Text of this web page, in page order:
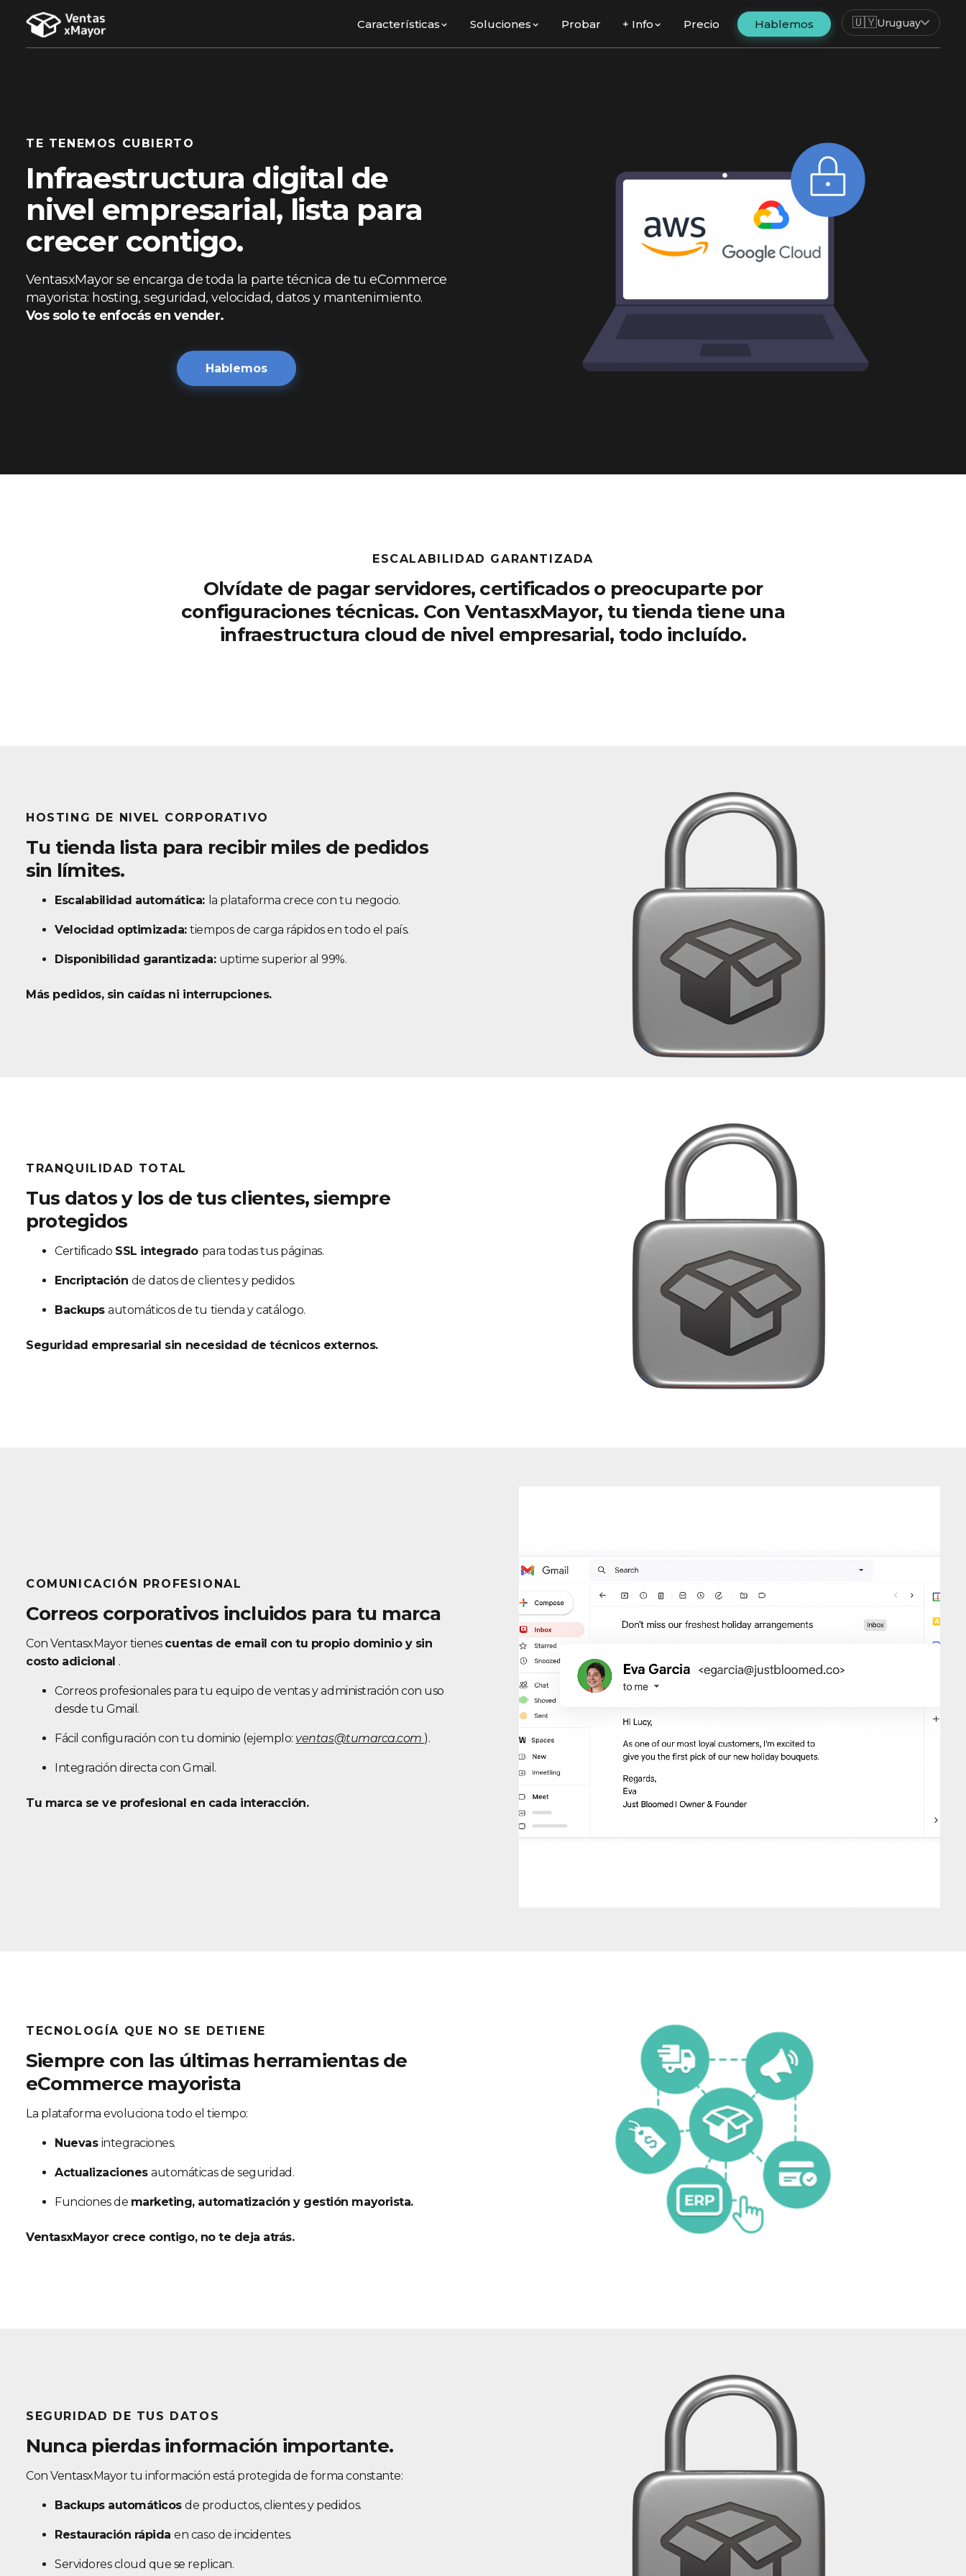
Características Soluciones Probar + Info Precio Hablemos 🇺🇾Uruguay
TE TENEMOS CUBIERTO
Infraestructura digital de
nivel empresarial, lista para
crecer contigo.
VentasxMayor se encarga de toda la parte técnica de tu eCommerce
mayorista: hosting, seguridad, velocidad, datos y mantenimiento.
Vos solo te enfocás en vender.
Hablemos
ESCALABILIDAD GARANTIZADA
Olvídate de pagar servidores, certificados o preocuparte por
configuraciones técnicas. Con VentasxMayor, tu tienda tiene una
infraestructura cloud de nivel empresarial, todo incluído.
HOSTING DE NIVEL CORPORATIVO
Tu tienda lista para recibir miles de pedidos
sin límites.
Escalabilidad automática: la plataforma crece con tu negocio.
Velocidad optimizada:tiempos de carga rápidos en todo el país.
Disponibilidad garantizada: uptime superior al 99%.
Más pedidos, sin caídas ni interrupciones.
TRANQUILIDAD TOTAL
Tus datos y los de tus clientes, siempre
protegidos
Certificado SSL integrado para todas tus páginas.
Encriptación de datos de clientes y pedidos.
Backupsautomáticos de tu tienda y catálogo.
Seguridad empresarial sin necesidad de técnicos externos.
COMUNICACIÓN PROFESIONAL
Correos corporativos incluidos para tu marca
Con VentasxMayor tienes cuentas de email con tu propio dominio y sin
costo adicional .
Correos profesionales para tu equipo de ventas y administración con uso
desde tu Gmail.
Fácil configuración con tu dominio (ejemplo: ventas@tumarca.com ).
Integración directa con Gmail.
Tu marca se ve profesional en cada interacción.
TECNOLOGÍA QUE NO SE DETIENE
Siempre con las últimas herramientas de
eCommerce mayorista
La plataforma evoluciona todo el tiempo:
Nuevas integraciones.
Actualizacionesautomáticas de seguridad.
Funciones de marketing, automatización y gestión mayorista.
VentasxMayor crece contigo, no te deja atrás.
SEGURIDAD DE TUS DATOS
Nunca pierdas información importante.
Con VentasxMayor tu información está protegida de forma constante:
Backups automáticosde productos, clientes y pedidos.
Restauración rápidaen caso de incidentes.
Servidores cloud que se replican.